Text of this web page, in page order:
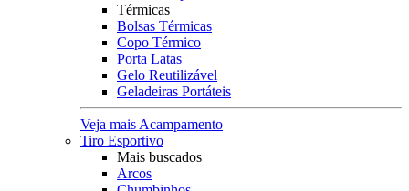
Térmicas
Bolsas Térmicas
Copo Térmico
Porta Latas
Gelo Reutilizável
Geladeiras Portáteis
Veja mais Acampamento
Tiro Esportivo
Mais buscados
Arcos